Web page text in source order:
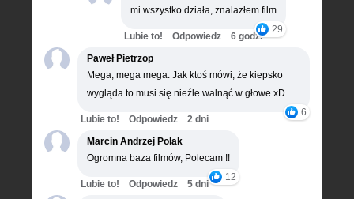
mi wszystko działa, znalazłem film
29
Lubie to! Odpowiedz
6 godz.
Paweł Pietrzop
Mega, mega mega. Jak ktoś mówi, że kiepsko
wygląda to musi się nieźle walnąć w głowe xD
6
Lubie to! Odpowiedz
2 dni
Marcin Andrzej Polak
Ogromna baza filmów, Polecam !!
12
Lubie to! Odpowiedz
5 dni